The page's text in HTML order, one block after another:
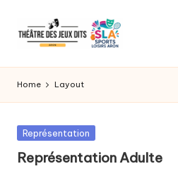
Skip
Site
General
News,
Flash
Home Layout
Posted
Représentation
Représentation Adulte